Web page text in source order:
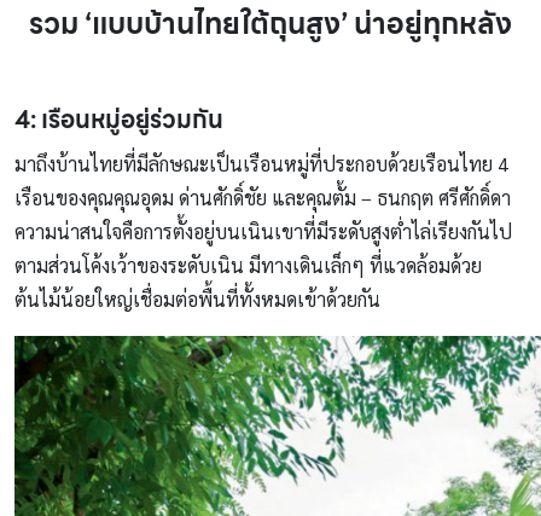
รวม ‘แบบบ้านไทยใต้ถุนสูง’ น่าอยู่ทุกหลัง
4: เรือนหมู่อยู่ร่วมกัน
มาถึงบ้านไทยที่มีลักษณะเป็นเรือนหมู่ที่ประกอบด้วยเรือนไทย 4
เรือนของคุณคุณอุดม ด่านศักดิ์ชัย และคุณตั้ม – ธนกฤต ศรีศักดิ์ดา
ความน่าสนใจคือการตั้งอยู่บนเนินเขาที่มีระดับสูงต่ำไล่เรียงกันไป
ตามส่วนโค้งเว้าของระดับเนิน มีทางเดินเล็กๆ ที่แวดล้อมด้วย
ต้นไม้น้อยใหญ่เชื่อมต่อพื้นที่ทั้งหมดเข้าด้วยกัน